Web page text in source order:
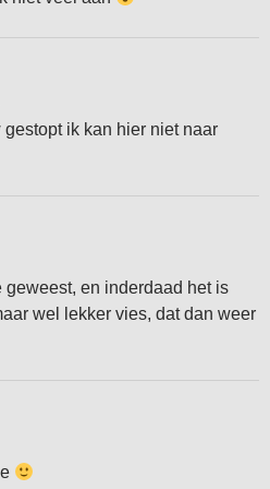
ik kan hier niet naar
geweest, en inderdaad het is
wel lekker vies, dat dan weer